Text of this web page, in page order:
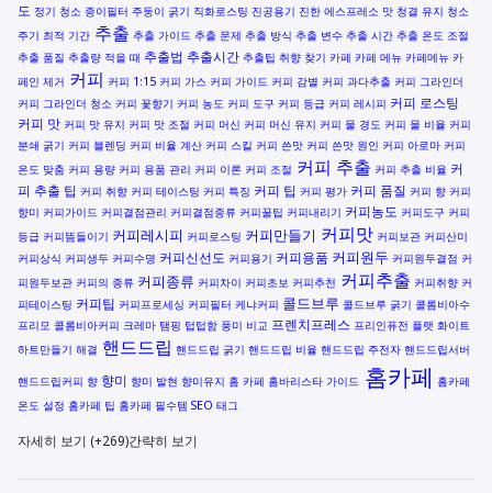
도 정기 청소 종이필터 주둥이 굵기 직화로스팅 진공용기 진한 에스프레소 맛 청결 유지 청소
주기 최적 기간 추출 추출 가이드 추출 문제 추출 방식 추출 변수 추출 시간 추출 온도 조절
추출 품질 추출량 적을 때 추출법 추출시간 추출팁 취향 찾기 카페 카페 메뉴 카페메뉴 카
페인 제거 커피 커피 1:15 커피 가스 커피 가이드 커피 감별 커피 과다추출 커피 그라인더
커피 그라인더 청소 커피 꽃향기 커피 농도 커피 도구 커피 등급 커피 레시피 커피 로스팅
커피 맛 커피 맛 유지 커피 맛 조절 커피 머신 커피 머신 유지 커피 물 경도 커피 물 비율 커피
분쇄 굵기 커피 블렌딩 커피 비율 계산 커피 스킬 커피 쓴맛 커피 쓴맛 원인 커피 아로마 커피
온도 맞춤 커피 용량 커피 용품 관리 커피 이론 커피 조절 커피 추출 커피 추출 비율 커
피 추출 팁 커피 취향 커피 테이스팅 커피 특징 커피 팁 커피 평가 커피 품질 커피 향 커피
향미 커피가이드 커피결점관리 커피결점종류 커피꿀팁 커피내리기 커피농도 커피도구 커피
등급 커피뜸들이기 커피레시피 커피로스팅 커피만들기 커피맛 커피보관 커피산미
커피상식 커피생두 커피수명 커피신선도 커피용기 커피용품 커피원두 커피원두결점 커
피원두보관 커피의 종류 커피종류 커피차이 커피초보 커피추천 커피추출 커피취향 커
피테이스팅 커피팁 커피프로세싱 커피필터 케냐커피 콜드브루 콜드브루 굵기 콜롬비아수
프리모 콜롬비아커피 크레마 탬핑 텁텁함 풍미 비교 프렌치프레스 프리인퓨전 플랫 화이트
하트만들기 해결 핸드드립 핸드드립 굵기 핸드드립 비율 핸드드립 주전자 핸드드립서버
핸드드립커피 향 향미 향미 발현 향미유지 홈 카페 홈바리스타 가이드 홈카페 홈카페
온도 설정 홈카페 팁 홈카페 필수템 SEO 태그
자세히 보기 (+269)간략히 보기